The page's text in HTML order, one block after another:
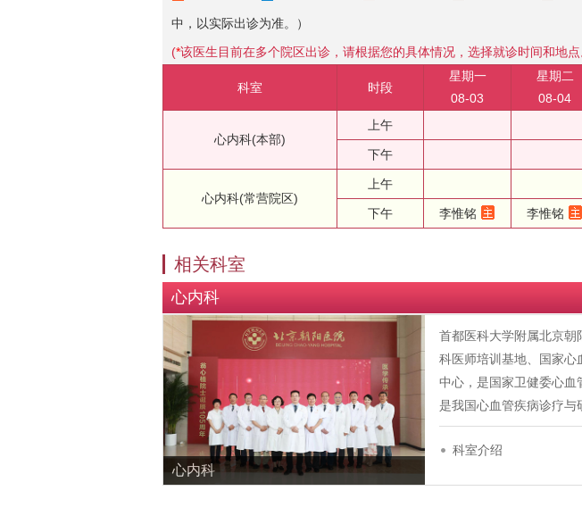
中，以实际出诊为准。）
(*该医生目前在多个院区出诊，请根据您的具体情况，选择就诊时间和地
科室 时段
星期一
08-03
星期二
08-04
心内科(本部)
上午
下午
心内科(常营院区)
上午
下午 李惟铭 李惟铭
相关科室
心内科
心内科
首都医科大学附属北京
科医师培训基地、国家
中心，是国家卫健委心
是我国心血管疾病诊疗与
科室介绍